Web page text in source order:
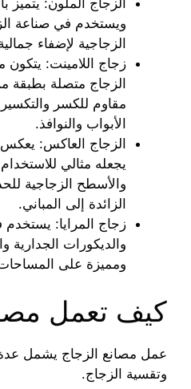
ويستخدم في صناعة
الزجاجية لإضفاء
زجاج اللامينت:
الزجاج متصلة بطبقة
مقاوم للكسر
الأبواب والنوافذ.
الزجاج العاكس: يعكس
يجعله مثالي
والأسطح الزجاجية
الزائدة إلى المباني.
زجاج المرايا: يستخدم
والديكورات الجدارية
ومميزة على
كيف تعمل
عمل مصانع الزجاج يشمل
وتقسية الزجاج.